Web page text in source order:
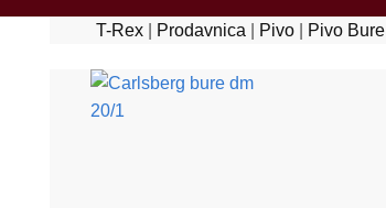
T-Rex Prodavnica Pivo Pivo Bure